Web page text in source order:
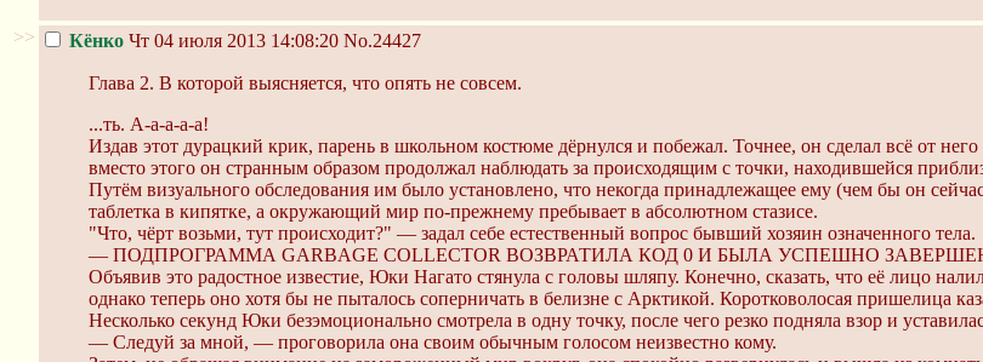
>> Кёнко Чт 04 июля 2013 14:08:20 No.24427
Глава 2. В которой выясняется, что опять не совсем.
...ть. А-а-а-а-а!
Издав этот дурацкий крик, парень в школьном костюме дёрнулся и побежал. Точнее, он сделал всё от
вместо этого он странным образом продолжал наблюдать за происходящим с точки, находившейся
Путём визуального обследования им было установлено, что некогда принадлежащее ему (чем бы он
таблетка в кипятке, а окружающий мир по-прежнему пребывает в абсолютном стазисе.
"Что, чёрт возьми, тут происходит?" — задал себе естественный вопрос бывший хозяин означенного тела.
— ПОДПРОГРАММА GARBAGE COLLECTOR ВОЗВРАТИЛА КОД 0 И БЫЛА УСПЕШНО
Объявив это радостное известие, Юки Нагато стянула с головы шляпу. Конечно, сказать, что её лицо
однако теперь оно хотя бы не пыталось соперничать в белизне с Арктикой. Коротковолосая пришелица
Несколько секунд Юки безэмоционально смотрела в одну точку, после чего резко подняла взор и
— Следуй за мной, — проговорила она своим обычным голосом неизвестно кому.